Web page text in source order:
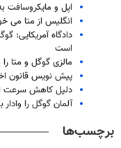
اپل و مایکروسافت
انگلیس از متا می
دادگاه آمریکایی:
است
مالزی گوگل و متا
پیش نویس قانون
دلیل کاهش سرعت
آلمان گوگل را
برچسب‌ها